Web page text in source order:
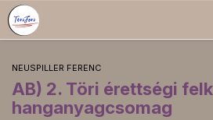
NEUSPILLER FERENC
AB) 2. Töri érettségi
hanganyagcsomag